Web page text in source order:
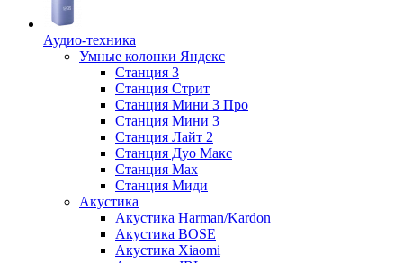
Аудио-техника
Умные колонки Яндекс
Станция 3
Станция Стрит
Станция Мини 3 Про
Станция Мини 3
Станция Лайт 2
Станция Дуо Макс
Станция Max
Станция Миди
Акустика
Акустика Harman/Kardon
Акустика BOSE
Акустика Xiaomi